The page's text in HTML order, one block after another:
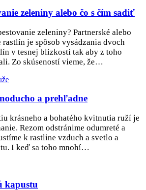
zeleniny alebo čo s čím sadiť
zeleniny? Partnerské alebo
rastlín je spôsob vysádzania dvoch
v tesnej blízkosti tak aby z toho
Zo skúseností vieme, že…
a prehľadne
krásneho a bohatého kvitnutia ruží je
Rezom odstránime odumreté a
k rastline vzduch a svetlo a
I keď sa toho mnohí…
kapustu